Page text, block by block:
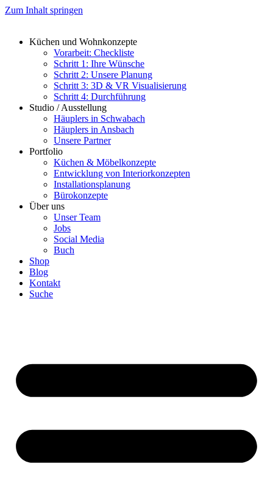
Zum Inhalt springen
Küchen und Wohnkonzepte
Vorarbeit: Checkliste
Schritt 1: Ihre Wünsche
Schritt 2: Unsere Planung
Schritt 3: 3D & VR Visualisierung
Schritt 4: Durchführung
Studio / Ausstellung
Häuplers in Schwabach
Häuplers in Ansbach
Unsere Partner
Portfolio
Küchen & Möbelkonzepte
Entwicklung von Interiorkonzepten
Installationsplanung
Bürokonzepte
Über uns
Unser Team
Jobs
Social Media
Buch
Shop
Blog
Kontakt
Suche